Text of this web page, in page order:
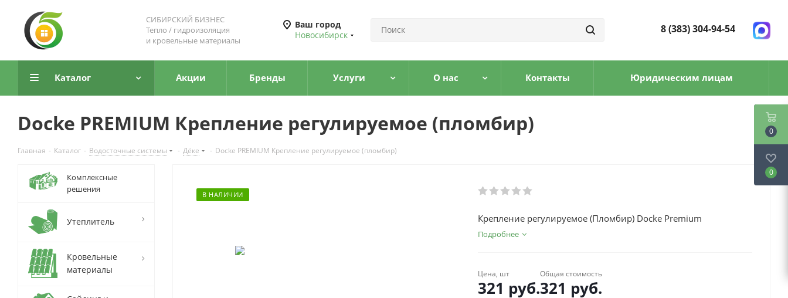
СИБИРСКИЙ БИЗНЕС
Тепло / гидроизоляция
и кровельные материалы
Ваш город
Новосибирск
8 (383) 304-94-54
Каталог Акции Бренды Услуги О нас Контакты Юридическим лицам
Docke PREMIUM Крепление регулируемое (пломбир)
Главная - Каталог - Водосточные системы - Дёке - Docke PREMIUM Крепление регулируемое (пломбир)
В НАЛИЧИИ
Крепление регулируемое (Пломбир) Docke Premium
Подробнее
Цена, шт
321 руб.
Общая стоимость
321 руб.
Комплексные
решения
Утеплитель
Кровельные
материалы
0
0